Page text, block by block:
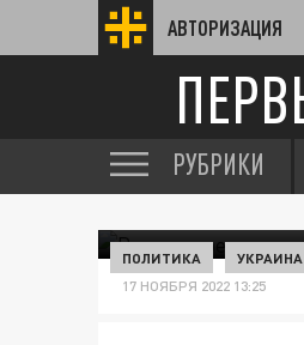
АВТОРИЗАЦИЯ
РУБРИКИ
ПОЛИТИКА УКРАИНА
17 НОЯБРЯ 2022 13:25